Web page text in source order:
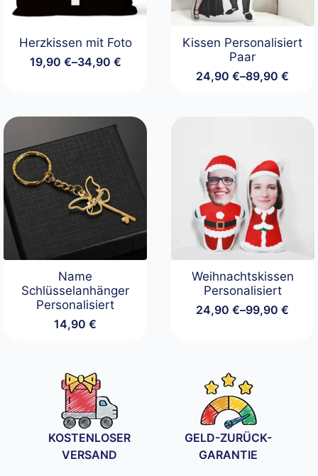
Herzkissen mit Foto
19,90 €–34,90 €
Preisspanne:
Kissen Personalisiert
Paar
24,90€–89,90€
Preisspanne:
Name
Schlüsselanhänger
Personalisiert
14,90€
Weihnachtskissen
Personalisiert
24,90€–99,90€
Preisspanne:
KOSTENLOSER
VERSAND
GELD-ZURÜCK-
GARANTIE